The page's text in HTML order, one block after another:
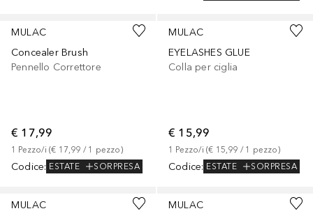
MULAC
Concealer Brush
Pennello Correttore
€ 17,99
1 Pezzo/i (€ 17,99 / 1 pezzo)
Codice: ESTATE SORPRESA
MULAC
EYELASHES GLUE
Colla per ciglia
€ 15,99
1 Pezzo/i (€ 15,99 / 1 pezzo)
Codice: ESTATE SORPRESA
MULAC
+12
MULAC